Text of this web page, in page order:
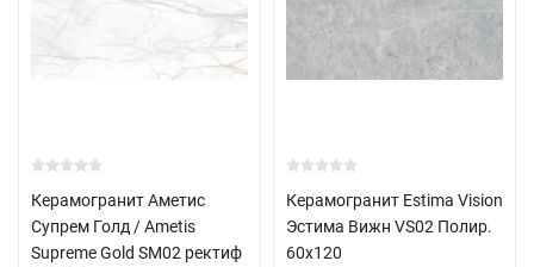
Керамогранит Аметис
Супрем Голд / Ametis
Supreme Gold SM02 ректиф
Керамогранит Estima Vision
Эстима Вижн VS02 Полир.
60x120